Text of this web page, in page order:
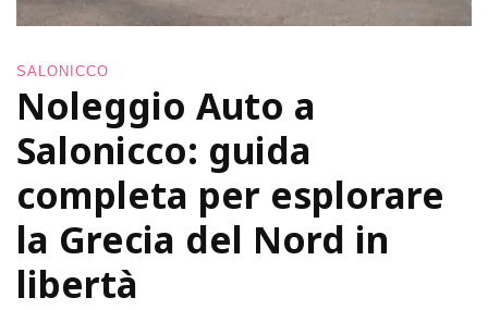
SALONICCO
Noleggio Auto a
Salonicco: guida
completa per esplorare
la Grecia del Nord in
libertà